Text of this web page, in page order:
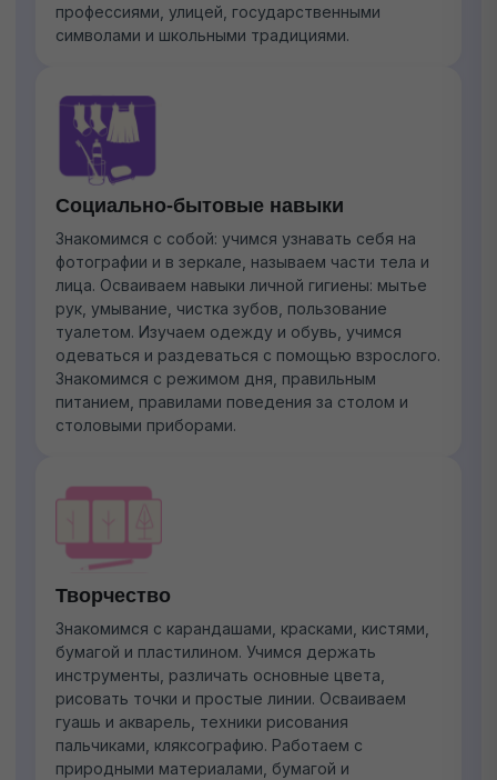
профессиями, улицей, государственными
символами и школьными традициями.
Социально-бытовые навыки
Знакомимся с собой: учимся узнавать себя на
фотографии и в зеркале, называем части тела и
лица. Осваиваем навыки личной гигиены: мытье
рук, умывание, чистка зубов, пользование
туалетом. Изучаем одежду и обувь, учимся
одеваться и раздеваться с помощью взрослого.
Знакомимся с режимом дня, правильным
питанием, правилами поведения за столом и
столовыми приборами.
Творчество
Знакомимся с карандашами, красками, кистями,
бумагой и пластилином. Учимся держать
инструменты, различать основные цвета,
рисовать точки и простые линии. Осваиваем
гуашь и акварель, техники рисования
пальчиками, кляксографию. Работаем с
природными материалами, бумагой и